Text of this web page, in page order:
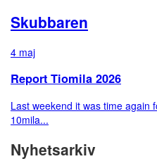
Skubbaren
4 maj
Report Tiomila 2026
Last weekend it was time again
10mila...
Nyhetsarkiv